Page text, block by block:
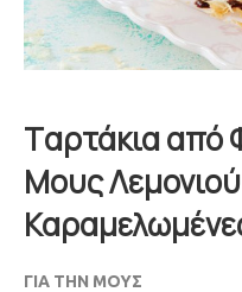
Tαρτάκια από
Μους
ΓΙΑ ΤΗΝ ΜΟΥΣ